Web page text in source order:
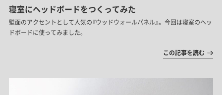
寝室にヘッドボードをつくってみた
壁面のアクセントとして人気の『ウッドウォールパネル』。今回は寝室のヘッ
ドボードに使ってみました。
この記事を読む